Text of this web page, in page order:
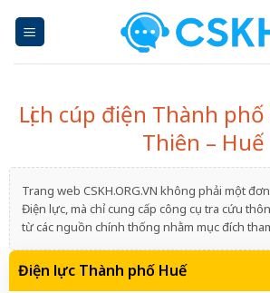
Lịch cúp điện Thành
Thiên – Huế
Trang web CSKH.ORG.VN không phải một
Điện lực, mà chỉ cung cấp công cụ tra cứu
từ các nguồn chính thống nhằm mục đích
Điện lực Thành phố Huế